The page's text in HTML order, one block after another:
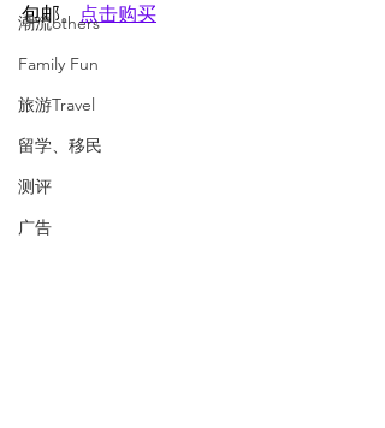
潮流others
Family Fun
旅游Travel
留学、移民
测评
广告
包邮。 点击购买